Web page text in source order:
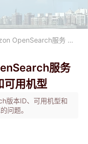
OpenSearch服务 …
服务
可用机型
版本ID、可用机型和
问题。